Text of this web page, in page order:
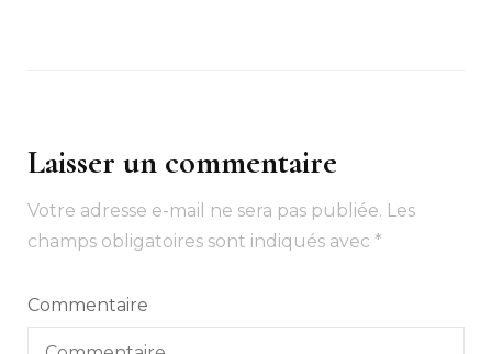
Laisser un commentaire
Votre adresse e-mail ne sera pas publiée. Les
champs obligatoires sont indiqués avec *
Commentaire